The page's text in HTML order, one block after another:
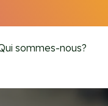
sommes-nous?